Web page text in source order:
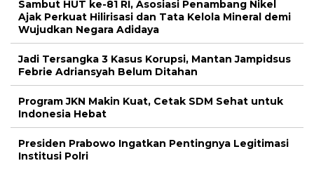
Sambut HUT ke-81 RI, Asosiasi Penambang Nikel
Ajak Perkuat Hilirisasi dan Tata Kelola Mineral demi
Wujudkan Negara Adidaya
Jadi Tersangka 3 Kasus Korupsi, Mantan Jampidsus
Febrie Adriansyah Belum Ditahan
Program JKN Makin Kuat, Cetak SDM Sehat untuk
Indonesia Hebat
Presiden Prabowo Ingatkan Pentingnya Legitimasi
Institusi Polri